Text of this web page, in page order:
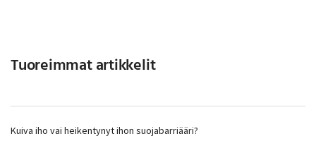
Tuoreimmat artikkelit
Kuiva iho vai heikentynyt ihon suojabarriääri?